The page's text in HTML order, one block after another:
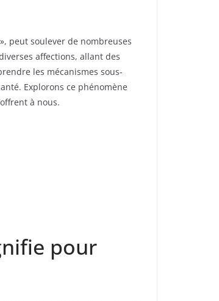
peut soulever de nombreuses
affections, allant des
les mécanismes sous-
Explorons ce phénomène
à nous.
pour